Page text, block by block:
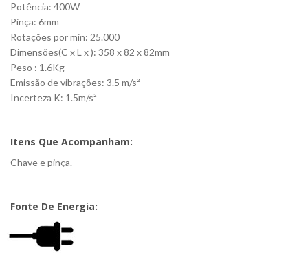
Potência: 400W
Pinça: 6mm
Rotações por min: 25.000
Dimensões(C x L x ): 358 x 82 x 82mm
Peso : 1.6Kg
Emissão de vibrações: 3.5 m/s²
Incerteza K: 1.5m/s²
Itens Que Acompanham:
Chave e pinça.
Fonte De Energia: